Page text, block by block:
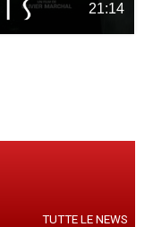
21:14
TUTTE LE NEWS